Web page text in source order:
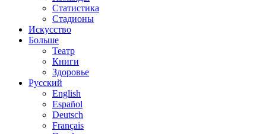
Статистика
Стадионы
Искусство
Больше
Театр
Книги
Здоровье
Русский
English
Español
Deutsch
Français